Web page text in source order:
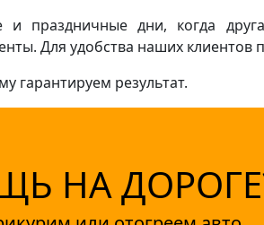
и праздничные дни, когда
Для удобства наших клиентов
гарантируем результат.
НА